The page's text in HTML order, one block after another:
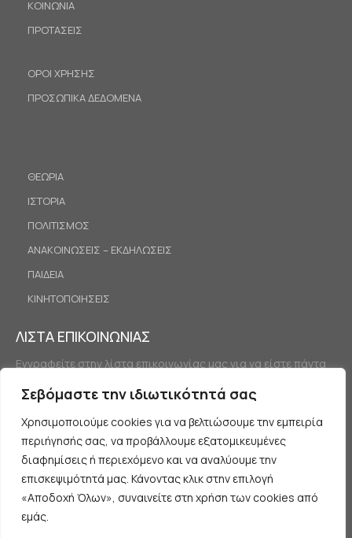
Σεβόμαστε την ιδιωτικότητά σας
Χρησιμοποιούμε cookies για να βελτιώσουμε την εμπειρία
περιήγησής σας, να προβάλλουμε εξατομικευμένες
διαφημίσεις ή περιεχόμενο και να αναλύουμε την
επισκεψιμότητά μας. Κάνοντας κλικ στην επιλογή
«Αποδοχή Όλων», συναινείτε στη χρήση των cookies από
εμάς.
ΚΟΙΝΩΝΙΑ
ΠΡΟΤΑΣΕΙΣ
ΟΡΟΙ ΧΡΗΣΗΣ
ΠΡΟΣΩΠΙΚΑ ΔΕΔΟΜΕΝΑ
ΘΕΩΡΙΑ
ΙΣΤΟΡΙΑ
ΠΟΛΙΤΙΣΜΟΣ
ΑΝΑΚΟΙΝΩΣΕΙΣ – ΕΚΔΗΛΩΣΕΙΣ
ΠΑΙΔΕΙΑ
ΚΙΝΗΤΟΠΟΙΗΣΕΙΣ
ΛΙΣΤΑ ΕΠΙΚΟΙΝΩΝΙΑΣ
Εγγραφείτε στην λίστα επικοινωνίας μας για να είστε πάντα
Εγγραφή